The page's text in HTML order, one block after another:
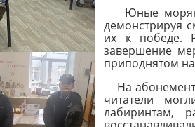
Юные моряки
демонстрируя
их к победе.
завершение
приподнятом
На
читатели
лабиринтам,